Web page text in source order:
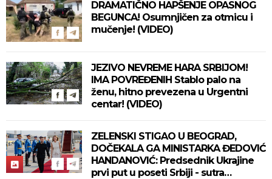
DRAMATIČNO HAPŠENJE OPASNOG
BEGUNCA! Osumnjičen za otmicu i
mučenje! (VIDEO)
JEZIVO NEVREME HARA SRBIJOM!
IMA POVREĐENIH Stablo palo na
ženu, hitno prevezena u Urgentni
centar! (VIDEO)
ZELENSKI STIGAO U BEOGRAD,
DOČEKALA GA MINISTARKA ĐEDOVIĆ
HANDANOVIĆ: Predsednik Ukrajine
prvi put u poseti Srbiji - sutra